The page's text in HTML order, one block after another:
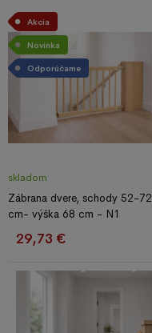
Akcia
Novinka
Odporúčame
skladom
Zábrana dvere, schody 52-72
cm- výška 68 cm - N1
29,73 €